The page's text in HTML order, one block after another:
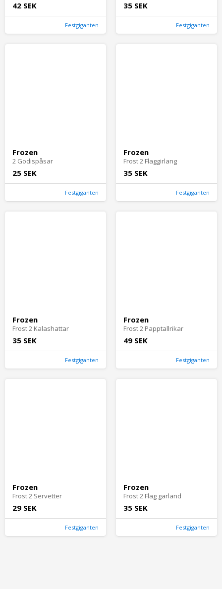
42 SEK
Festgiganten
35 SEK
Festgiganten
Frozen
2 Godispåsar
25 SEK
Festgiganten
Frozen
Frost 2 Flaggirlang
35 SEK
Festgiganten
Frozen
Frost 2 Kalashattar
35 SEK
Festgiganten
Frozen
Frost 2 Papptallrikar
49 SEK
Festgiganten
Frozen
Frost 2 Servetter
29 SEK
Festgiganten
Frozen
Frost 2 Flag garland
35 SEK
Festgiganten